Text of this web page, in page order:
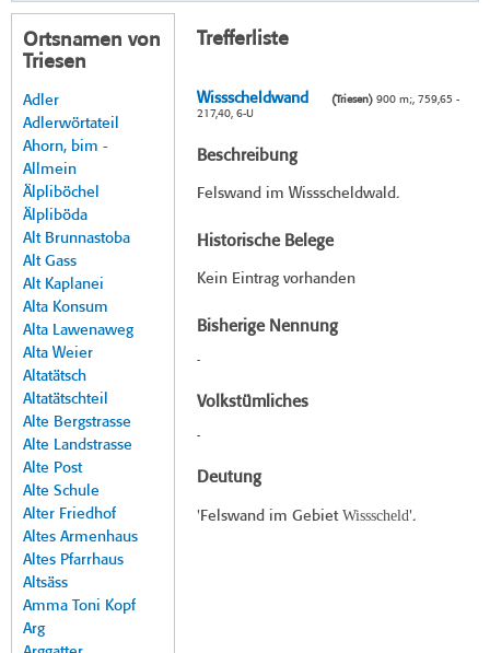
Ortsnamen von
Triesen
Adler
Adlerwörtateil
Ahorn, bim -
Allmein
Älpliböchel
Älpliböda
Alt Brunnastoba
Alt Gass
Alt Kaplanei
Alta Konsum
Alta Lawenaweg
Alta Weier
Altatätsch
Altatätschteil
Alte Bergstrasse
Alte Landstrasse
Alte Post
Alte Schule
Alter Friedhof
Altes Armenhaus
Altes Pfarrhaus
Altsäss
Amma Toni Kopf
Arg
Trefferliste
Wissscheldwand (Triesen)900 m;, 759,65 -
217,40, 6-U
Beschreibung
Felswand im Wissscheldwald.
Historische Belege
Kein Eintrag vorhanden
Bisherige Nennung
-
Volkstümliches
-
Deutung
'Felswand im Gebiet Wissscheld'.